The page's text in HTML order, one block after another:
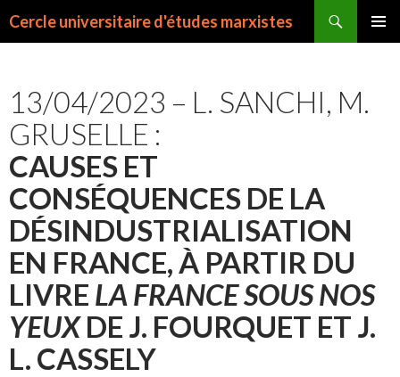
Cercle universitaire d'études marxistes
13/04/2023 – L. SANCHI, M.
GRUSELLE :
CAUSES ET
CONSÉQUENCES DE LA
DÉSIN­DUS­TRIA­LI­SATION
EN FRANCE, À PARTIR DU
LIVRE LA FRANCE SOUS NOS
YEUXDE J. FOURQUET ET J.
L. CASSELY